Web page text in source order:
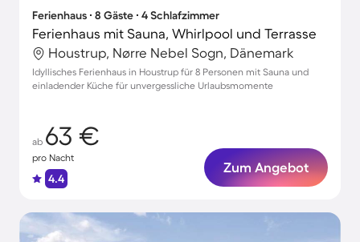
Ferienhaus ∙ 8 Gäste ∙ 4 Schlafzimmer
Ferienhaus mit Sauna, Whirlpool und Terrasse
Houstrup, Nørre Nebel Sogn, Dänemark
Idyllisches Ferienhaus in Houstrup für 8 Personen mit Sauna und
einladender Küche für unvergessliche Urlaubsmomente
ab 63 €
pro Nacht
4.4
Zum Angebot